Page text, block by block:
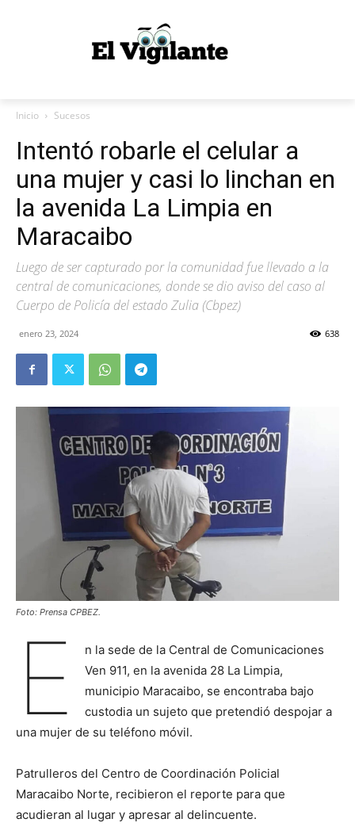
Inicio Sucesos
Intentó robarle el celular a
una mujer y casi lo linchan en
la avenida La Limpia en
Maracaibo
Luego de ser capturado por la comunidad fue llevado a la
central de comunicaciones, donde se dio aviso del caso al
Cuerpo de Policía del estado Zulia (Cbpez)
enero 23, 2024 638
Foto: Prensa CPBEZ.
E
n la sede de la Central de Comunicaciones
Ven 911, en la avenida 28 La Limpia,
municipio Maracaibo, se encontraba bajo
custodia un sujeto que pretendió despojar a
una mujer de su teléfono móvil.
Patrulleros del Centro de Coordinación Policial
Maracaibo Norte, recibieron el reporte para que
acudieran al lugar y apresar al delincuente.